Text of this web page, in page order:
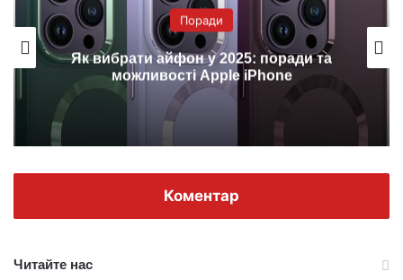
Поради
Як вибрати айфон у 2025: поради та
можливості Apple iPhone
Коментар
Читайте нас